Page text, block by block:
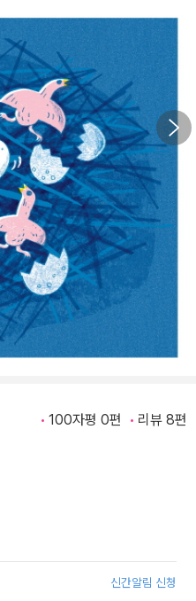
100자평 0편 리뷰 8편
신간알림 신청